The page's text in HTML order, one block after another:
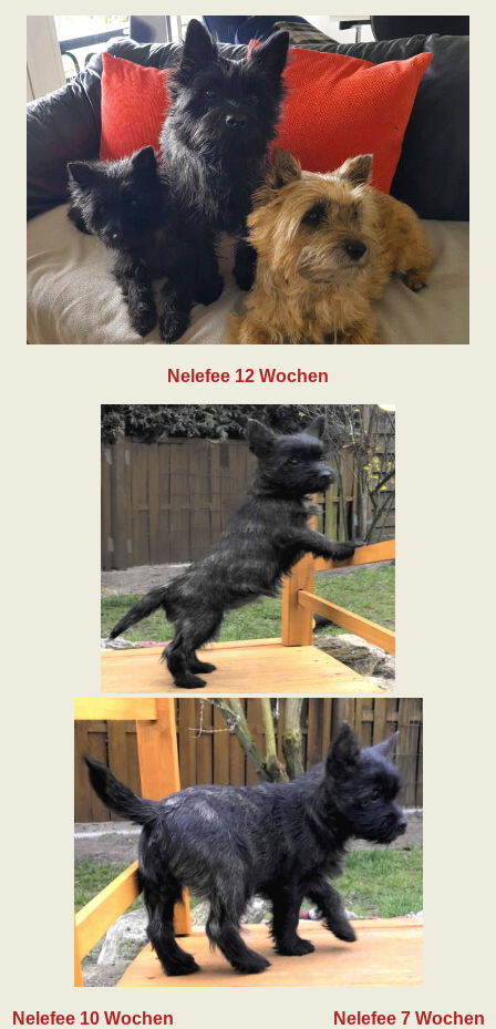
Nelefee 12 Wochen
Nelefee 10 Wochen Nelefee 7 Wochen